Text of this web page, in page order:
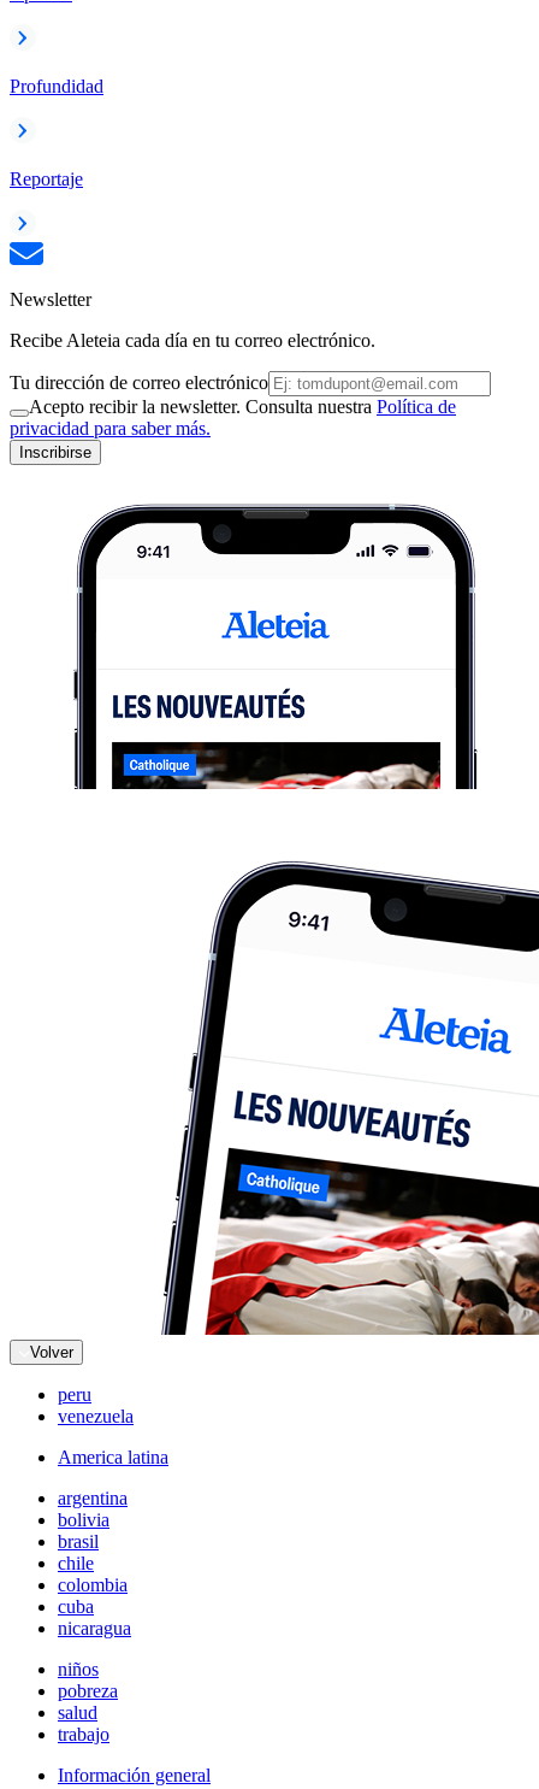
Profundidad
Reportaje
Newsletter
Recibe Aleteia cada día en tu correo electrónico.
Tu dirección de correo electrónico
Acepto recibir la newsletter. Consulta nuestra Política de
privacidad para saber más.
Inscribirse
Volver
peru
venezuela
America latina
argentina
bolivia
brasil
chile
colombia
cuba
nicaragua
niños
pobreza
salud
trabajo
Información general